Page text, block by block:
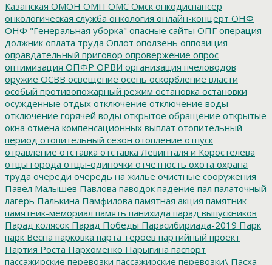
Казанская ОМОН ОМП ОМС Омск онкодиспансер
онкологическая служба онкология онлайн-концерт ОНФ
ОНФ "Генеральная уборка" опасные сайты ОПГ операция
должник оплата труда Оплот оползень оппозиция
оправдательный приговор опровержение опрос
оптимизация ОПФР ОРВИ организация пчеловодов
оружие ОСВВ освещение осень оскорбление власти
особый противопожарный режим остановка остановки
осужденные отдых отключение отключение воды
отключение горячей воды открытое обращение открытые
окна отмена компенсационных выплат отопительный
период отопительный сезон отопление отпуск
отравление отставка отставка Левинталя и Коростелёва
отцы города отцы-одиночки отчетность охота охрана
труда очереди очередь на жилье очистные сооружения
Павел Малышев Павлова паводок падение пал палаточный
лагерь Палькина Памфилова памятная акция памятник
памятник-мемориал память панихида парад выпускников
Парад колясок Парад Победы Парасибириада-2019 Парк
парк Весна парковка парта_героев партийный проект
Партия Роста Пархоменко Парыгина паспорт
пассажирские перевозки пассажирские перевозки\ Пасха